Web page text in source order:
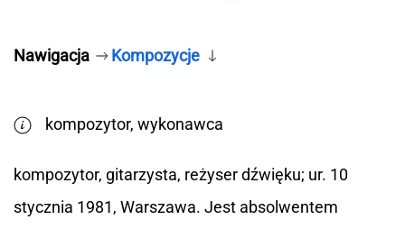
Nawigacja Kompozycje
kompozytor, wykonawca
kompozytor, gitarzysta, reżyser dźwięku; ur. 10
stycznia 1981, Warszawa. Jest absolwentem